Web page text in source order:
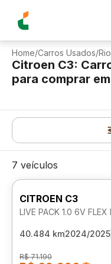
Home/Carros Usados/
Citroen C3:
para comprar em
7 veículos
CITROEN C3
LIVE PACK 1.0 6V FLEX
40.484 km2024/2025
R$ 71.190